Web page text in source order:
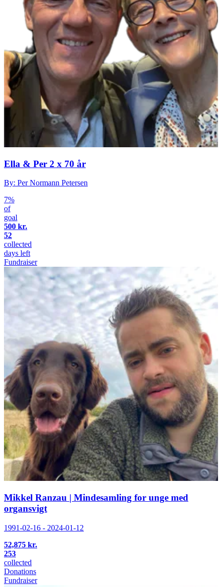
Ella & Per 2 x 70 år
By: Per Normann Petersen
7%
of
goal
500 kr.
52
collected
days left
Fundraiser
Mikkel Ranzau | Mindesamling for unge med
organsvigt
1991-02-16 - 2024-01-12
52,875 kr.
253
collected
Donations
Fundraiser